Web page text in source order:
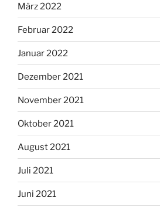
März 2022
Februar 2022
Januar 2022
Dezember 2021
November 2021
Oktober 2021
August 2021
Juli 2021
Juni 2021